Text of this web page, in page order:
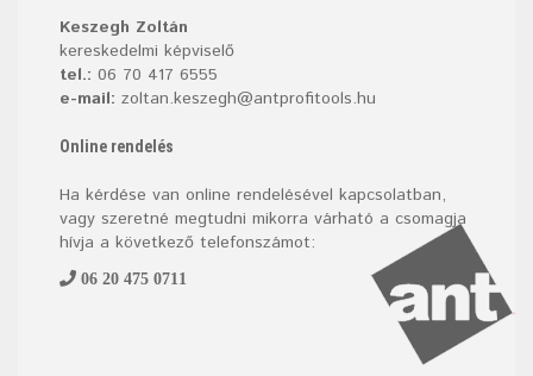
Keszegh Zoltán
kereskedelmi képviselő
tel.: 06 70 417 6555
e-mail: zoltan.keszegh@antprofitools.hu
Online rendelés
Ha kérdése van online rendelésével kapcsolatban,
vagy szeretné megtudni mikorra várható a csomagja
hívja a következő telefonszámot:
06 20 475 0711